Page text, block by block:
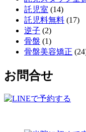
託児室 (14)
託児料無料 (17)
逆子 (2)
骨盤 (1)
骨盤美容矯正
お問合せ